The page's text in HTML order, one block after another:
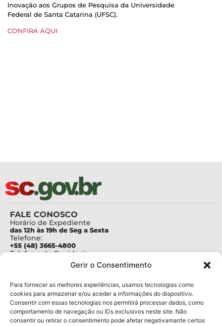
Gerir o Consentimento
Para fornecer as melhores experiências, usamos tecnologias como
cookies para armazenar e/ou aceder a informações do dispositivo.
Consentir com essas tecnologias nos permitirá processar dados, como
comportamento de navegação ou IDs exclusivos neste site. Não
consentir ou retirar o consentimento pode afetar negativamante certos
Inovação aos Grupos de Pesquisa da Universidade
Federal de Santa Catarina (UFSC).
CONFIRA AQUI
FALE CONOSCO
Horário de Expediente
das 12h às 19h de Seg a Sexta
Telefone:
+55 (48) 3665-4800
Telefone da Ouvidoria
Para assuntos relacionados à Pesquisa
pesquisa@fapesc.sc.gov.br
Para assuntos relacionados à Inovação
inovacao@fapesc.sc.gov.br
Para assuntos relacionados à Bolsas
bolsas@fapesc.sc.gov.br